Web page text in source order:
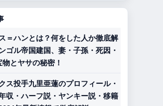
＝ハンとは？何をした人か徹底解
ゴル帝国建国、妻・子孫・死因・
とヤサの秘密！
ス投手九里亜蓮のプロフィール・
収・ハーフ説・ヤンキー説・移籍